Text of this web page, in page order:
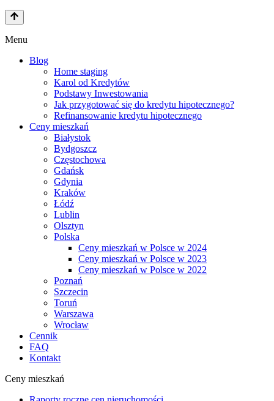
Menu
Blog
Home staging
Karol od Kredytów
Podstawy Inwestowania
Jak przygotować się do kredytu hipotecznego?
Refinansowanie kredytu hipotecznego
Ceny mieszkań
Białystok
Bydgoszcz
Częstochowa
Gdańsk
Gdynia
Kraków
Łódź
Lublin
Olsztyn
Polska
Ceny mieszkań w Polsce w 2024
Ceny mieszkań w Polsce w 2023
Ceny mieszkań w Polsce w 2022
Poznań
Szczecin
Toruń
Warszawa
Wrocław
Cennik
FAQ
Kontakt
Ceny mieszkań